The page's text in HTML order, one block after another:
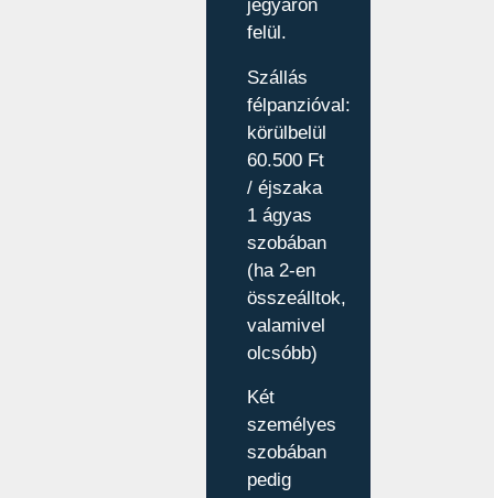
jegyáron
felül.
Szállás
félpanzióval:
körülbelül
60.500 Ft
/ éjszaka
1 ágyas
szobában
(ha 2-en
összeálltok,
valamivel
olcsóbb)
Két
személyes
szobában
pedig